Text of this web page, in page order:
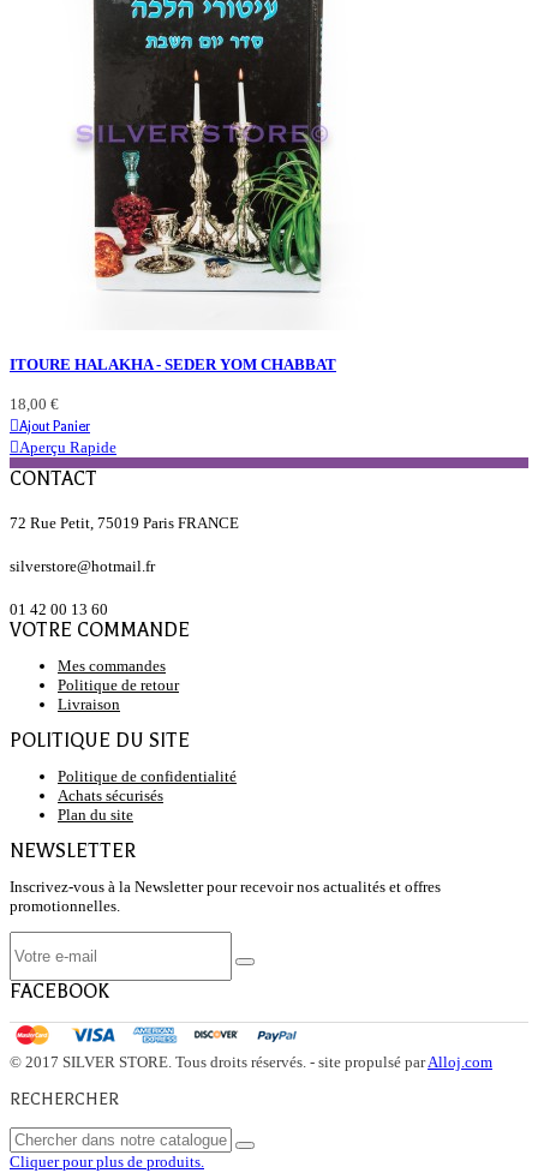
ITOURE HALAKHA - SEDER YOM CHABBAT
18,00 €
Ajout Panier
Aperçu Rapide
CONTACT
72 Rue Petit, 75019 Paris FRANCE
silverstore@hotmail.fr
01 42 00 13 60
VOTRE COMMANDE
Mes commandes
Politique de retour
Livraison
POLITIQUE DU SITE
Politique de confidentialité
Achats sécurisés
Plan du site
NEWSLETTER
Inscrivez-vous à la Newsletter pour recevoir nos actualités et offres
promotionnelles.
FACEBOOK
© 2017 SILVER STORE. Tous droits réservés. - site propulsé parAlloj.com
RECHERCHER
Cliquer pour plus de produits.